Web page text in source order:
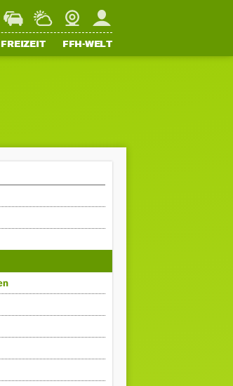
StaupilotWetterWebcamMein FFH
FREIZEIT FFH-WELT